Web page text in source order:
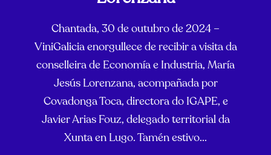
Chantada, 30 de outubro de 2024 –
ViniGalicia enorgullece de recibir a visita da
conselleira de Economía e Industria, María
Jesús Lorenzana, acompañada por
Covadonga Toca, directora do IGAPE, e
Javier Arias Fouz, delegado territorial da
Xunta en Lugo. Tamén estivo...